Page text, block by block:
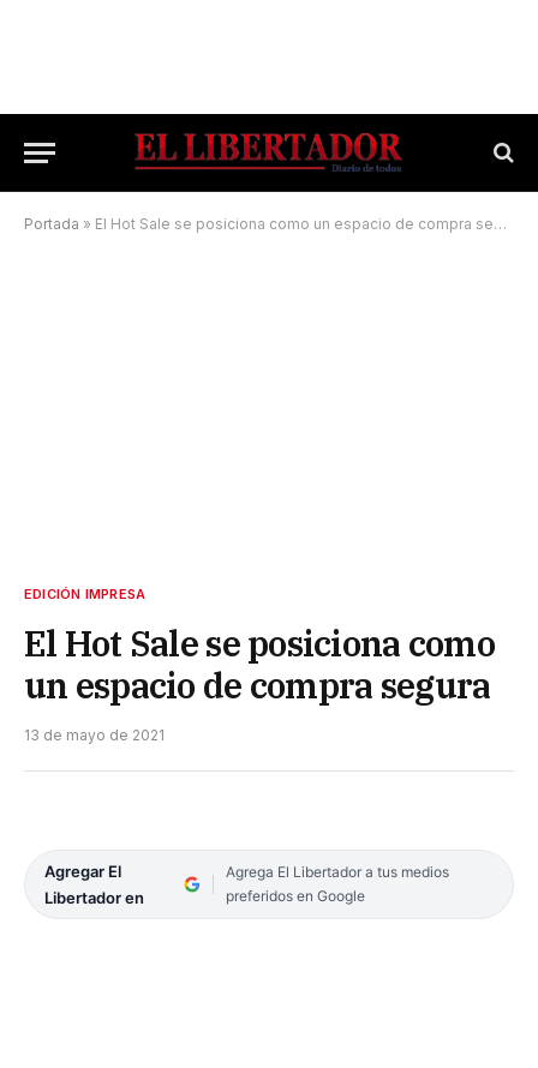
Portada » El Hot Sale se posiciona como un espacio de compra segura
EDICIÓN IMPRESA
El Hot Sale se posiciona como
un espacio de compra segura
13 de mayo de 2021
Agregar El
Libertador en
Agrega El Libertador a tus medios
preferidos en Google